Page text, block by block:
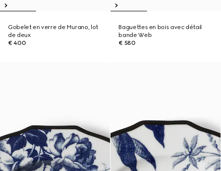
Gobelet en verre de Murano, lot
de deux
€ 400
Baguettes en bois avec détail
bande Web
€ 580